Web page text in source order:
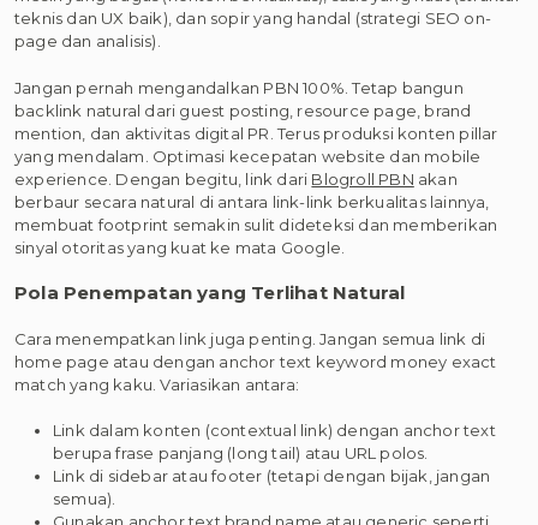
teknis dan UX baik), dan sopir yang handal (strategi SEO on-
page dan analisis).
Jangan pernah mengandalkan PBN 100%. Tetap bangun
backlink natural dari guest posting, resource page, brand
mention, dan aktivitas digital PR. Terus produksi konten pillar
yang mendalam. Optimasi kecepatan website dan mobile
experience. Dengan begitu, link dari Blogroll PBN akan
berbaur secara natural di antara link-link berkualitas lainnya,
membuat footprint semakin sulit dideteksi dan memberikan
sinyal otoritas yang kuat ke mata Google.
Pola Penempatan yang Terlihat Natural
Cara menempatkan link juga penting. Jangan semua link di
home page atau dengan anchor text keyword money exact
match yang kaku. Variasikan antara:
Link dalam konten (contextual link) dengan anchor text
berupa frase panjang (long tail) atau URL polos.
Link di sidebar atau footer (tetapi dengan bijak, jangan
semua).